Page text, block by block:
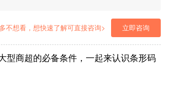
不想看，想快速了解可直接咨询> 立即咨询
型商超的必备条件，一起来认识条形码